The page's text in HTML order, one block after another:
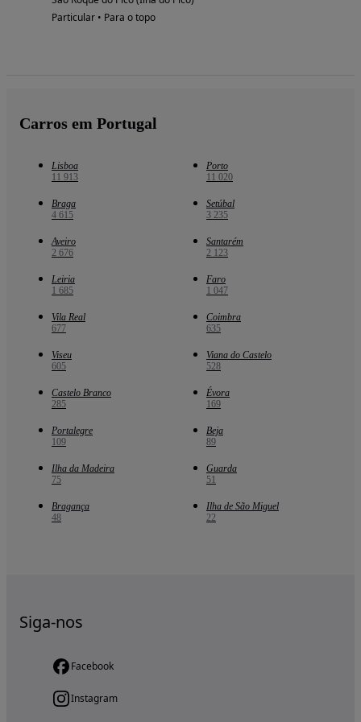
Particular • Para o topo
Carros em Portugal
Lisboa
11 913
Porto
11 020
Braga
4 615
Setúbal
3 235
Aveiro
2 676
Santarém
2 123
Leiria
1 685
Faro
1 047
Vila Real
677
Coimbra
635
Viseu
605
Viana do Castelo
528
Castelo Branco
285
Évora
169
Portalegre
109
Beja
89
Ilha da Madeira
75
Guarda
51
Bragança
48
Ilha de São Miguel
22
Siga-nos
Facebook
Instagram